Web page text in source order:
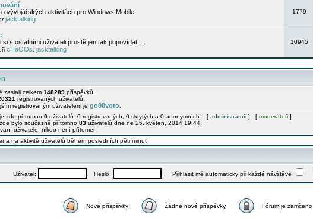
vývojářských aktivitách pro Windows Mobile.
jacktalking
1779
si s ostatními uživateli prostě jen tak popovídat...
cHaOOs jacktalking
10945
zaslali celkem 148289 příspěvků.
registrovaných uživatelů.
registrovaným uživatelem je go88voto
zde přítomno 0 uživatelů: 0 registrovaných, 0 skrytých a 0 anonymních. [ administrátoři ] [ moderátoři ]
bylo současně přítomno 83 uživatelů dne ne 25. květen, 2014 19:44.
uživatelé: nikdo není přítomen
na aktivitě uživatelů během posledních pěti minut
Uživatel: Heslo: Přihlásit mě automaticky při každé návštěvě
Nové příspěvky Žádné nové příspěvky Fórum je zamčeno